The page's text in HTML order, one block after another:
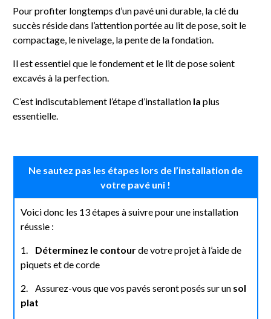
Pour profiter longtemps d’un pavé uni durable, la clé du
succès réside dans l’attention portée au lit de pose, soit le
compactage, le nivelage, la pente de la fondation.
Il est essentiel que le fondement et le lit de pose soient
excavés à la perfection.
C’est indiscutablement l’étape d’installation la plus
essentielle.
Ne sautez pas les étapes lors de l’installation de
votre pavé uni !
Voici donc les 13 étapes à suivre pour une installation
réussie :
1. Déterminez le contourde votre projet à l’aide de
piquets et de corde
2. Assurez-vous que vos pavés seront posés sur un sol
plat